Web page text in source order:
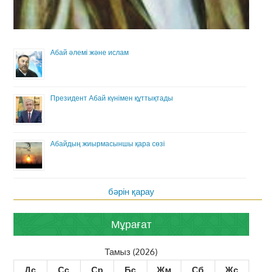
Абай әлемі және ислам
Президент Абай күнімен құттықтады
Абайдың жиырмасыншы қара сөзі
бәрін қарау
Мұрағат
Тамыз (2026)
Дс
Сс Ср Бс Жм Сб
Жс